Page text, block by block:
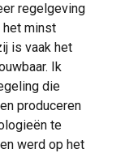
regelgeving
het minst
is vaak het
Ik
die
produceren
te
werd op het